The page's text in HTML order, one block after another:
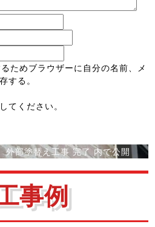
ためブラウザーに自分の名前、メ
する。
てください。
部塗替え工事 完了 内で公開
事例